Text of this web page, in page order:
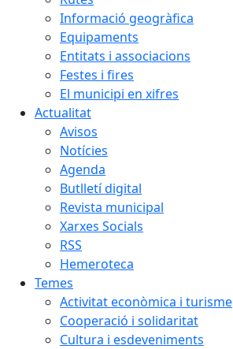
Informació geogràfica
Equipaments
Entitats i associacions
Festes i fires
El municipi en xifres
Actualitat
Avisos
Notícies
Agenda
Butlletí digital
Revista municipal
Xarxes Socials
RSS
Hemeroteca
Temes
Activitat econòmica i turisme
Cooperació i solidaritat
Cultura i esdeveniments